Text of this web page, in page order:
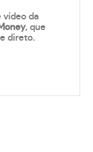
vídeo da
, que
direto.